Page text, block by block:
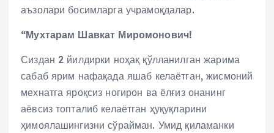
аъзолари босимларга учрамоқдалар.
“Мухтарам Шавкат Миромонович!
Сиздан 2 йилдирки ноҳақ қўлланилган жарима
сабаб ярим нафақада яшаб келаётган, жисмоний
мехнатга яроқсиз ногирон ва ёлғиз онанинг
аёвсиз топталиб келаётган ҳуқуқларини
ҳимоялашингизни сўрайман. Умид қиламанки